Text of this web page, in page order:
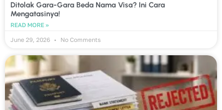
Ditolak Gara-Gara Beda Nama Visa? Ini Cara
Mengatasinya!
READ MORE »
June 29, 2026
No Comments